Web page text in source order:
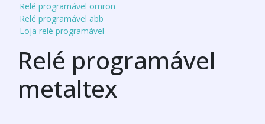
Relé programável omron
Relé programável abb
Loja relé programável
Relé programável
metaltex